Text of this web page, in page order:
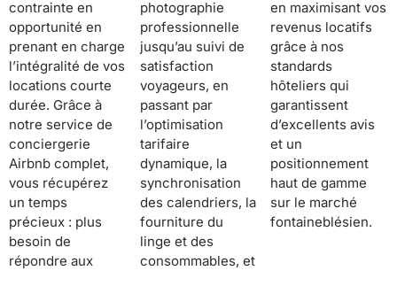
contrainte en
opportunité en
prenant en charge
l’intégralité de vos
locations courte
durée. Grâce à
notre service de
conciergerie
Airbnb complet,
vous récupérez
un temps
précieux : plus
besoin de
répondre aux
photographie
professionnelle
jusqu’au suivi de
satisfaction
voyageurs, en
passant par
l’optimisation
tarifaire
dynamique, la
synchronisation
des calendriers, la
fourniture du
linge et des
consommables, et
en maximisant vos
revenus locatifs
grâce à nos
standards
hôteliers qui
garantissent
d’excellents avis
et un
positionnement
haut de gamme
sur le marché
fontaineblésien.